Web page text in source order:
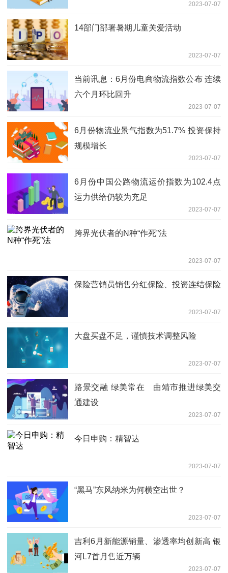
2023-07-07
14部门部署暑期儿童关爱活动
2023-07-07
当前讯息：6月份电商物流指数公布 连续
六个月环比回升
2023-07-07
6月份物流业景气指数为51.7% 投资保持
规模增长
2023-07-07
6月份中国公路物流运价指数为102.4点
运力供给仍较为充足
2023-07-07
跨界光伏者的N种“作死”法
2023-07-07
保险营销员销售分红保险、投资连结保险
2023-07-07
大盘买盘不足，谨慎技术调整风险
2023-07-07
路景交融 绿美常在 曲靖市推进绿美交
通建设
2023-07-07
今日申购：精智达
2023-07-07
“黑马”东风纳米为何横空出世？
2023-07-07
吉利6月新能源销量、渗透率均创新高 银
河L7首月售近万辆
2023-07-07